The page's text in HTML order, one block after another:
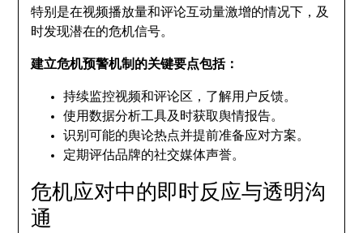
特别是在视频播放量和评论互动量激增的情况下，及
时发现潜在的危机信号。
建立危机预警机制的关键要点包括：
持续监控视频和评论区，了解用户反馈。
使用数据分析工具及时获取舆情报告。
识别可能的舆论热点并提前准备应对方案。
定期评估品牌的社交媒体声誉。
危机应对中的即时反应与透明沟
通